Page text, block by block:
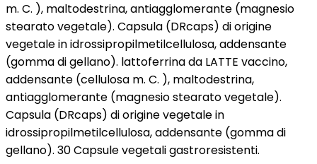
m. C. ), maltodestrina, antiagglomerante (magnesio
stearato vegetale). Capsula (DRcaps) di origine
vegetale in idrossipropilmetilcellulosa, addensante
(gomma di gellano). lattoferrina da LATTE vaccino,
addensante (cellulosa m. C. ), maltodestrina,
antiagglomerante (magnesio stearato vegetale).
Capsula (DRcaps) di origine vegetale in
idrossipropilmetilcellulosa, addensante (gomma di
gellano). 30 Capsule vegetali gastroresistenti.